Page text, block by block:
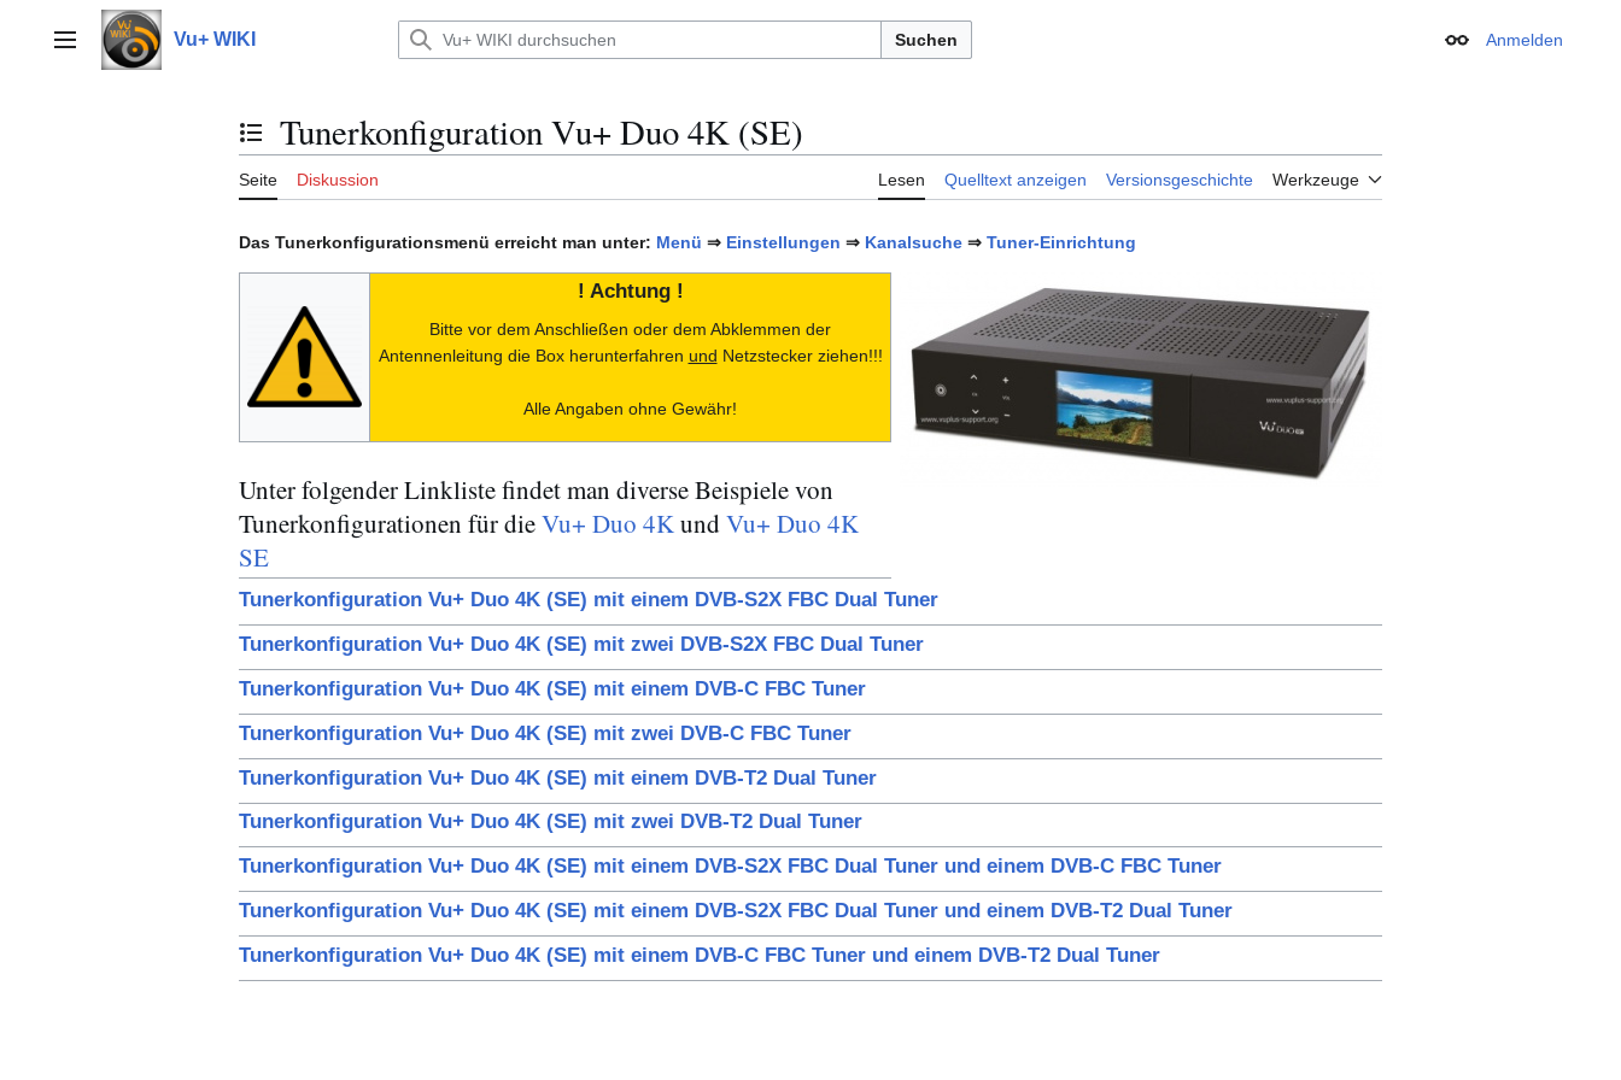
springenHauptmenü Vu+ WIKI Suchen Erscheinungsbild
Anmelden
Inhaltsverzeichnis umschalten
Tunerkonfiguration Vu+ Duo 4K (SE)
Seite Diskussion Lesen Quelltext anzeigen Versionsgeschichte Werkzeuge
Das Tunerkonfigurationsmenü erreicht man unter: Menü ⇒ Einstellungen ⇒ Kanalsuche ⇒ Tuner-Einrichtung
! Achtung !
Bitte vor dem Anschließen oder dem Abklemmen der
Antennenleitung die Box herunterfahren und Netzstecker ziehen!!!
Alle Angaben ohne Gewähr!
Unter folgender Linkliste findet man diverse Beispiele von
Tunerkonfigurationen für dieVu+ Duo 4K und Vu+ Duo 4K
SE
Tunerkonfiguration Vu+ Duo 4K (SE) mit einem DVB-S2X FBC Dual Tuner
Tunerkonfiguration Vu+ Duo 4K (SE) mit zwei DVB-S2X FBC Dual Tuner
Tunerkonfiguration Vu+ Duo 4K (SE) mit einem DVB-C FBC Tuner
Tunerkonfiguration Vu+ Duo 4K (SE) mit zwei DVB-C FBC Tuner
Tunerkonfiguration Vu+ Duo 4K (SE) mit einem DVB-T2 Dual Tuner
Tunerkonfiguration Vu+ Duo 4K (SE) mit zwei DVB-T2 Dual Tuner
Tunerkonfiguration Vu+ Duo 4K (SE) mit einem DVB-S2X FBC Dual Tuner und einem DVB-C FBC Tuner
Tunerkonfiguration Vu+ Duo 4K (SE) mit einem DVB-S2X FBC Dual Tuner und einem DVB-T2 Dual Tuner
Tunerkonfiguration Vu+ Duo 4K (SE) mit einem DVB-C FBC Tuner und einem DVB-T2 Dual Tuner